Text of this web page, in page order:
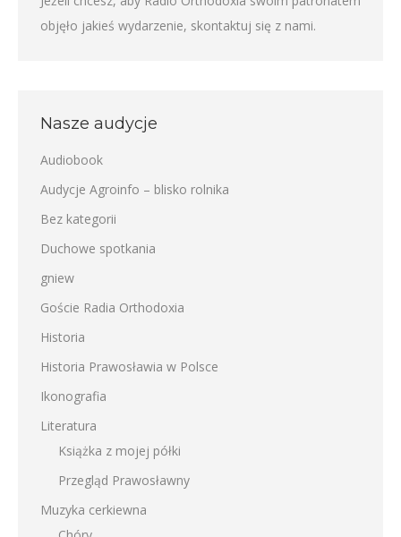
objęło jakieś wydarzenie, skontaktuj się z nami.
Nasze audycje
Audiobook
Audycje Agroinfo – blisko rolnika
Bez kategorii
Duchowe spotkania
gniew
Goście Radia Orthodoxia
Historia
Historia Prawosławia w Polsce
Ikonografia
Literatura
Książka z mojej półki
Przegląd Prawosławny
Muzyka cerkiewna